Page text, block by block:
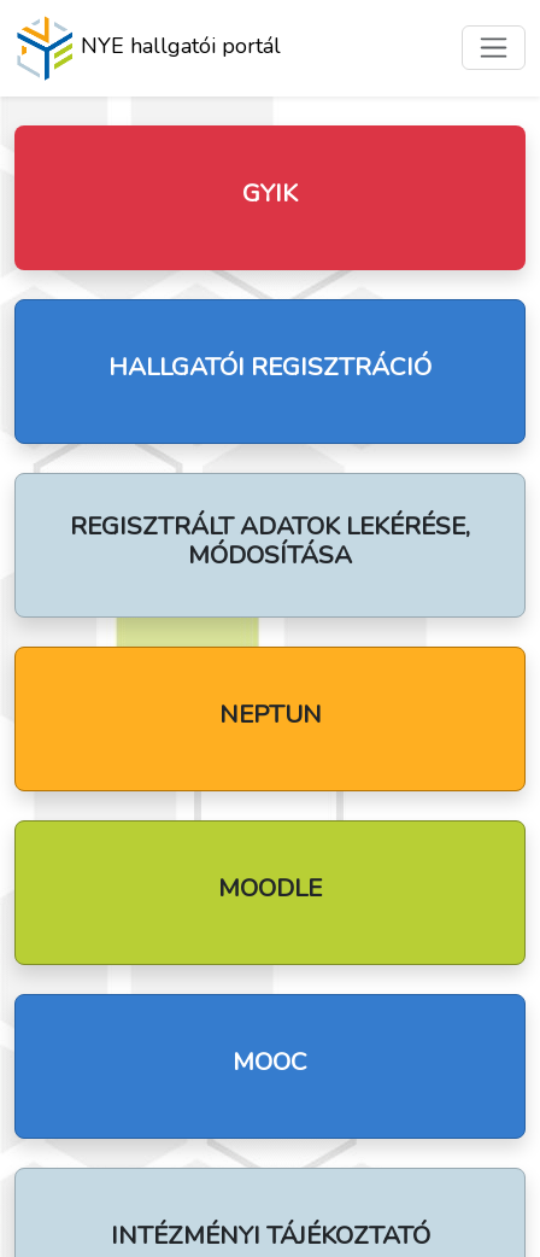
NYE hallgatói portál
GYIK
HALLGATÓI REGISZTRÁCIÓ
REGISZTRÁLT ADATOK LEKÉRÉSE,
MÓDOSÍTÁSA
NEPTUN
MOODLE
MOOC
INTÉZMÉNYI TÁJÉKOZTATÓ